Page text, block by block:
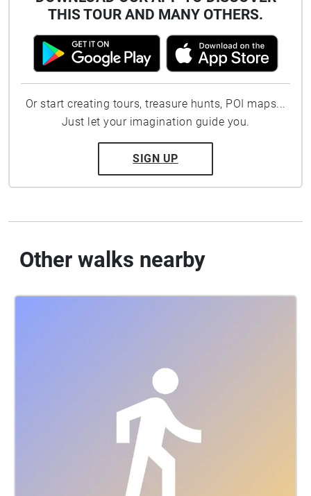
THIS TOUR AND MANY OTHERS.
Or start creating tours, treasure hunts, POI maps...
Just let your imagination guide you.
SIGN UP
Other walks nearby